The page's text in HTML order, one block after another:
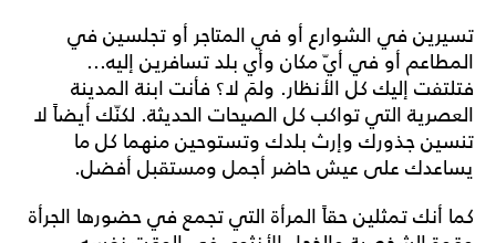
تسيرين في الشوارع أو في المتاجر أو تجلسين في
المطاعم أو في أيّ مكان وأي بلد تسافرين إليه...
فتلتفت إليك كل الأنظار. ولمَ لا؟ فأنت ابنة المدينة
العصرية التي تواكب كل الصيحات الحديثة. لكنّك أيضاً لا
تنسين جذورك وإرث بلدك وتستوحين منهما كل ما
يساعدك على عيش حاضر أجمل ومستقبل أفضل.
كما أنك تمثلين حقاً المرأة التي تجمع في حضورها الجرأة